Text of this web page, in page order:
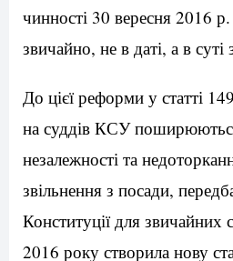
чинності 30 вересня 2016
звичайно, не в даті, а в суті
До цієї реформи у статті
на суддів КСУ
незалежності та
звільнення з посади,
Конституції для звичайних
2016 року створила нову